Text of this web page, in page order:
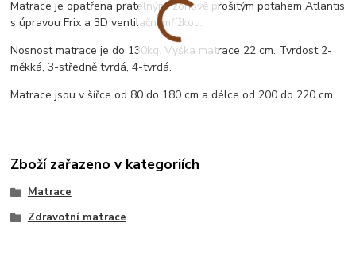
Matrace je opatřena pratelným, zónově prošitým potahem Atlantis
s úpravou Frix a 3D ventilační mřížkou.
Nosnost matrace je do 130kg. Výška matrace 22 cm. Tvrdost 2-
měkká, 3-středně tvrdá, 4-tvrdá.
Matrace jsou v šířce od 80 do 180 cm a délce od 200 do 220 cm.
Zboží zařazeno v kategoriích
Matrace
Zdravotní matrace